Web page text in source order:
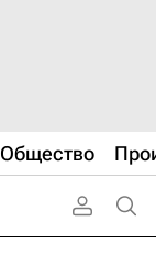
Общество